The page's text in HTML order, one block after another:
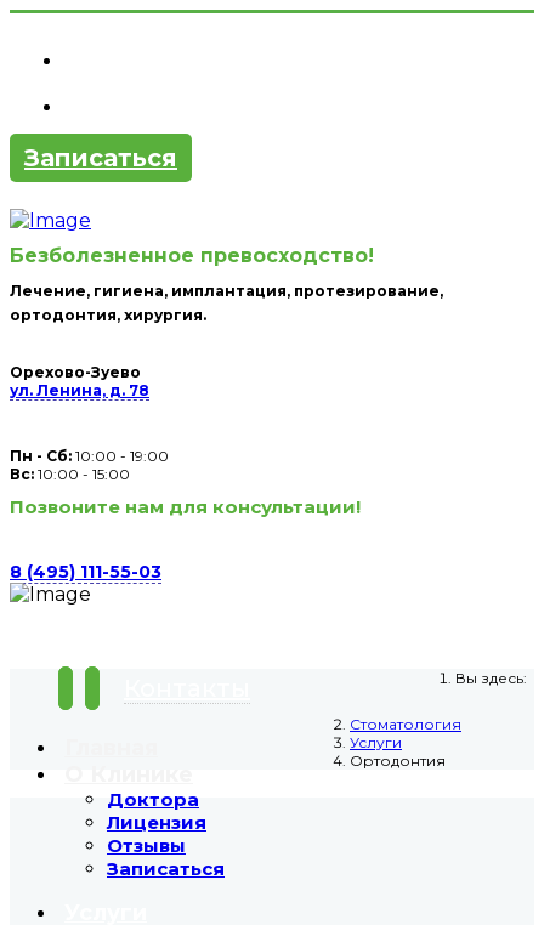
Записаться
Безболезненное превосходство!
Лечение, гигиена, имплантация, протезирование,
ортодонтия, хирургия.
Орехово-Зуево
ул. Ленина, д. 78
Пн - Сб: 10:00 - 19:00
Вc: 10:00 - 15:00
Позвоните нам для консультации!
8 (495) 111-55-03
Доктора
Лицензия
Отзывы
Записаться
Вы здесь:
Стоматология
Услуги
Ортодонтия